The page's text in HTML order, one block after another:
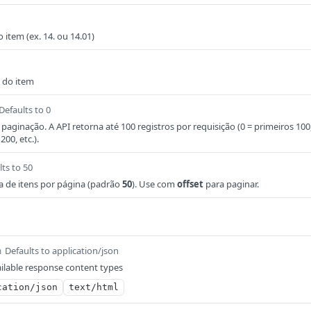
(ex. 14. ou 14.01)
do item
Defaults to 0
A API retorna até 100 registros por requisição (0 = primeiros
etc.).
to 50
de itens por página (padrão 50). Use com offset para paginar.
Defaults to application/json
response content types
json text/html